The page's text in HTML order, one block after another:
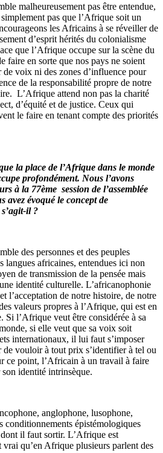
malheureusement pas être entendue,
pas que l’Afrique soit un
les Africains à se réveiller de
d’esprit hérités du colonialisme
que l’Afrique occupe sur la scène du
faire en sorte que nos pays ne soient
voix ni des zones d’influence pour
de la responsabilité propre de notre
L’Afrique attend non pas la charité
d’équité et de justice. Ceux qui
le faire en tenant compte des priorités
la place de l’Afrique dans le monde
profondément. Nous l’avons
à la 77ème session de l’assemblée
avez évoqué le concept de
il ?
des personnes et des peuples
langues africaines, entendues ici non
de transmission de la pensée mais
identité culturelle. L’africanophonie
l’acceptation de notre histoire, de notre
valeurs propres à l’Afrique, qui est en
Si l’Afrique veut être considérée à sa
si elle veut que sa voix soit
internationaux, il lui faut s’imposer
de vouloir à tout prix s’identifier à tel ou
ce point, l’Africain à un travail à faire
identité intrinsèque.
anglophone, lusophone,
épistémologiques
il faut sortir. L’Afrique est
qu’en Afrique plusieurs parlent des